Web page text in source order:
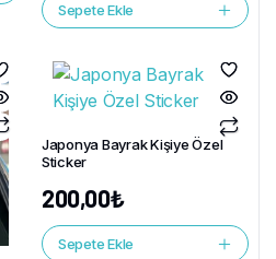
Sepete Ekle
Japonya Bayrak Kişiye Özel
Sticker
200,00₺
Sepete Ekle